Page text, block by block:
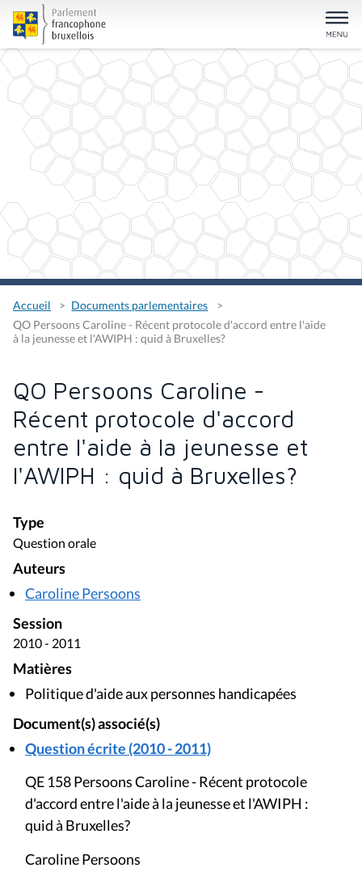
Accueil
Documents parlementaires
QO Persoons Caroline - Récent protocole d'accord entre l'aide
à la jeunesse et l'AWIPH : quid à Bruxelles?
QO Persoons Caroline -
Récent protocole d'accord
entre l'aide à la jeunesse et
l'AWIPH : quid à Bruxelles?
Type
Question orale
Auteurs
Caroline Persoons
Session
2010 - 2011
Matières
Politique d'aide aux personnes handicapées
Document(s) associé(s)
Question écrite (2010 - 2011)
QE 158 Persoons Caroline - Récent protocole
d'accord entre l'aide à la jeunesse et l'AWIPH :
quid à Bruxelles?
Caroline Persoons